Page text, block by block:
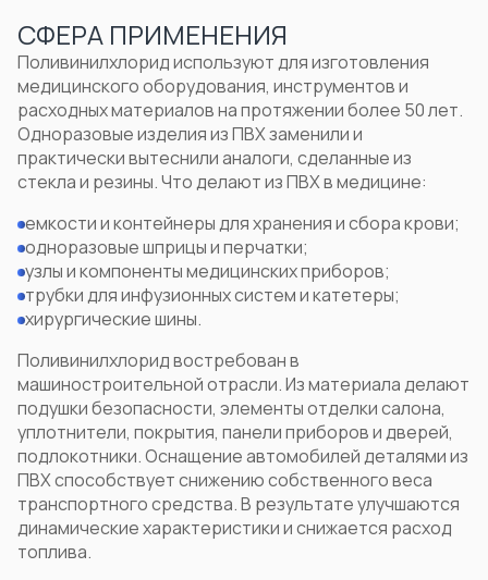
СФЕРА ПРИМЕНЕНИЯ
Поливинилхлоридиспользуют для изготовления
медицинского оборудования, инструментов и
расходных материалов на протяжении более 50 лет.
Одноразовые изделия из ПВХ заменили и
практически вытеснили аналоги, сделанные из
стекла и резины.Что делают из ПВХв медицине:
емкости и контейнеры для хранения и сбора крови;
одноразовые шприцы и перчатки;
узлы и компоненты медицинских приборов;
трубки для инфузионных систем и катетеры;
хирургические шины.
Поливинилхлорид востребован в
машиностроительной отрасли. Из материала делают
подушки безопасности, элементы отделки салона,
уплотнители, покрытия, панели приборов и дверей,
подлокотники. Оснащение автомобилей деталями из
ПВХ способствует снижению собственного веса
транспортного средства. В результате улучшаются
динамические характеристики и снижается расход
топлива.